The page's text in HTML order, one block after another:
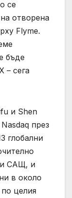
се
отворена
Flyme.
бъде
– сега
и Shen
през
глобални
и САЩ, и
в около
целия